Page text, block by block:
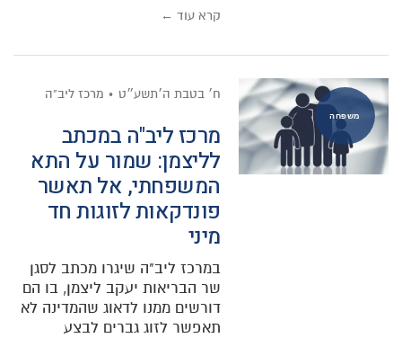
קרא עוד ←
משפחה
ח׳ בטבת ה׳תשע״ט מרכז ליב"ה
מרכז ליב"ה במכתב
לליצמן: שמור על התא
המשפחתי, אל תאשר
פונדקאות לזוגות חד
מיני
במרכז ליב"ה שיגרו מכתב לסגן
שר הבריאות יעקב ליצמן, בו הם
דורשים ממנו לדאוג שהמדינה לא
תאפשר לזוג גברים לבצע